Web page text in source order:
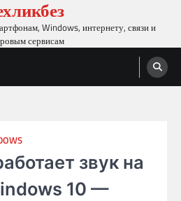
Windows, интернету, связи и
сервисам
звук на
10 —